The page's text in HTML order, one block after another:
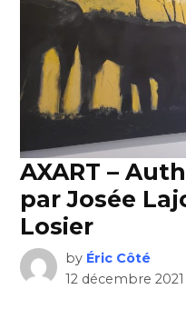
AXART –
par Josée
Losier
by Éric Côté
12 décembre 2021